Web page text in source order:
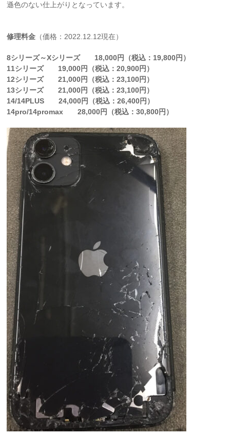
遜色のない仕上がりとなっています。
修理料金 （価格：2022.12.12現在）
8シリーズ～Xシリーズ 18,000円（税込：19,800円）
11シリーズ 19,000円（税込：20,900円）
12シリーズ 21,000円（税込：23,100円）
13シリーズ 21,000円（税込：23,100円）
14/14PLUS 24,000円（税込：26,400円）
14pro/14promax 28,000円（税込：30,800円）